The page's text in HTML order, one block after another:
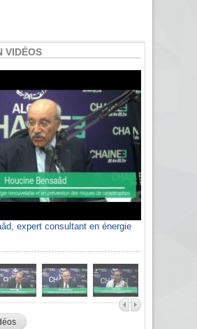
VIDÉOS
expert consultant en énergie